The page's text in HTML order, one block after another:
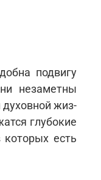
подвигу
незаметны
духовной жиз­
глубокие
есть